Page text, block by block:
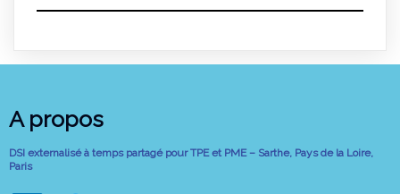
A propos
DSI externalisé à temps partagé pour TPE et PME – Sarthe, Pays de la Loire,
Paris